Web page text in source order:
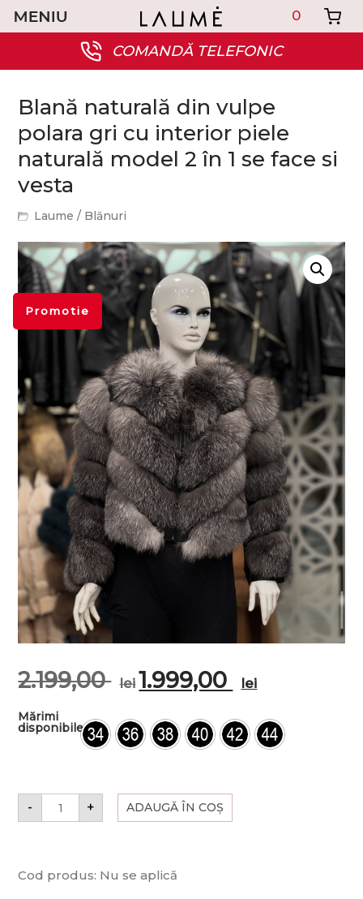
COMANDĂ TELEFONIC
0
Blană naturală din vulpe
polara gri cu interior piele
naturală model 2 în 1 se face si
vesta
Laume / Blănuri
Promotie
2.199,00 lei 1.999,00 lei
Mărimi
disponibile
- + ADAUGĂ ÎN COȘ
Cod produs: Nu se aplică